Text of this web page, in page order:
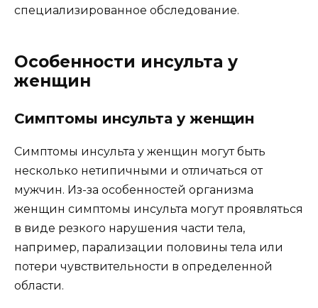
специализированное обследование.
Особенности инсульта у
женщин
Симптомы инсульта у женщин
Симптомы инсульта у женщин могут быть
несколько нетипичными и отличаться от
мужчин. Из-за особенностей организма
женщин симптомы инсульта могут проявляться
в виде резкого нарушения части тела,
например, парализации половины тела или
потери чувствительности в определенной
области.